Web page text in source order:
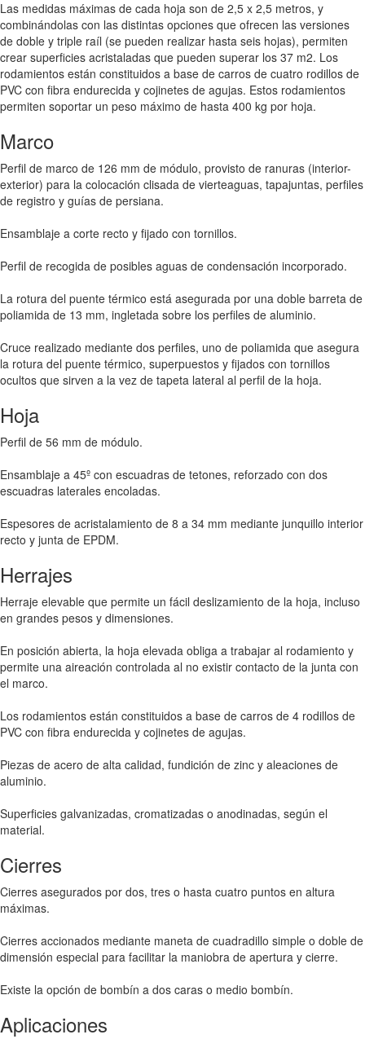
Las medidas máximas de cada hoja son de 2,5 x 2,5 metros, y
combinándolas con las distintas opciones que ofrecen las versiones
de doble y triple raíl (se pueden realizar hasta seis hojas), permiten
crear superficies acristaladas que pueden superar los 37 m2. Los
rodamientos están constituidos a base de carros de cuatro rodillos de
PVC con fibra endurecida y cojinetes de agujas. Estos rodamientos
permiten soportar un peso máximo de hasta 400 kg por hoja.
Marco
Perfil de marco de 126 mm de módulo, provisto de ranuras (interior-
exterior) para la colocación clisada de vierteaguas, tapajuntas, perfiles
de registro y guías de persiana.
Ensamblaje a corte recto y fijado con tornillos.
Perfil de recogida de posibles aguas de condensación incorporado.
La rotura del puente térmico está asegurada por una doble barreta de
poliamida de 13 mm, ingletada sobre los perfiles de aluminio.
Cruce realizado mediante dos perfiles, uno de poliamida que asegura
la rotura del puente térmico, superpuestos y fijados con tornillos
ocultos que sirven a la vez de tapeta lateral al perfil de la hoja.
Hoja
Perfil de 56 mm de módulo.
Ensamblaje a 45º con escuadras de tetones, reforzado con dos
escuadras laterales encoladas.
Espesores de acristalamiento de 8 a 34 mm mediante junquillo interior
recto y junta de EPDM.
Herrajes
Herraje elevable que permite un fácil deslizamiento de la hoja, incluso
en grandes pesos y dimensiones.
En posición abierta, la hoja elevada obliga a trabajar al rodamiento y
permite una aireación controlada al no existir contacto de la junta con
el marco.
Los rodamientos están constituidos a base de carros de 4 rodillos de
PVC con fibra endurecida y cojinetes de agujas.
Piezas de acero de alta calidad, fundición de zinc y aleaciones de
aluminio.
Superficies galvanizadas, cromatizadas o anodinadas, según el
material.
Cierres
Cierres asegurados por dos, tres o hasta cuatro puntos en altura
máximas.
Cierres accionados mediante maneta de cuadradillo simple o doble de
dimensión especial para facilitar la maniobra de apertura y cierre.
Existe la opción de bombín a dos caras o medio bombín.
Aplicaciones